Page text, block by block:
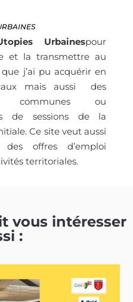
Urbainespour
et la transmettre au
j’ai pu acquérir en
mais aussi des
communes ou
de sessions de la
Ce site veut aussi
offres d’emploi
territoriales.
vous intéresser
: